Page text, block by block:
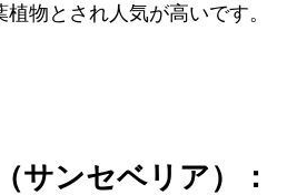
物とされ人気が高いです。
サンセベリア）：